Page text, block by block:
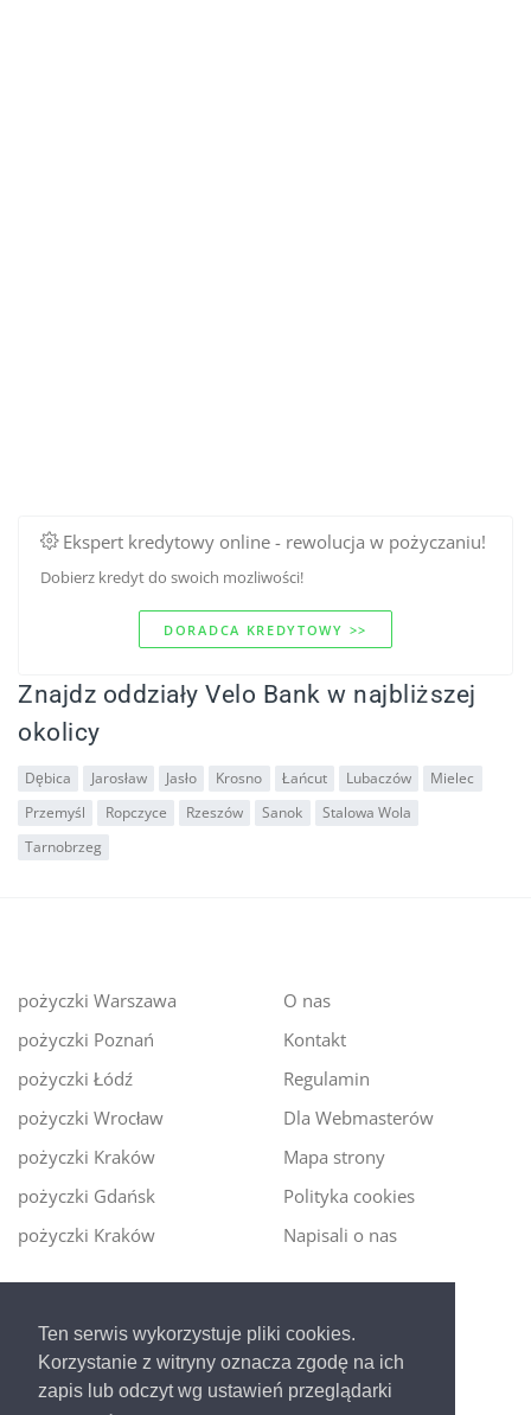
Ten serwis wykorzystuje pliki cookies.
Korzystanie z witryny oznacza zgodę na ich
zapis lub odczyt wg ustawień przeglądarki
Ekspert kredytowy online - rewolucja w pożyczaniu!
Dobierz kredyt do swoich mozliwości!
DORADCA KREDYTOWY >>
Znajdz oddziały Velo Bank w najbliższej
okolicy
Dębica Jarosław Jasło Krosno Łańcut Lubaczów
Mielec
Przemyśl
Ropczyce Rzeszów Sanok
Stalowa Wola
Tarnobrzeg
pożyczki Warszawa
pożyczki Poznań
pożyczki Łódź
pożyczki Wrocław
pożyczki Kraków
pożyczki Gdańsk
pożyczki Kraków
O nas
Kontakt
Regulamin
Dla Webmasterów
Mapa strony
Polityka cookies
Napisali o nas
Ekspert kredytowy online - nowa era szybkiego i
bezpiecznego pożyczania!